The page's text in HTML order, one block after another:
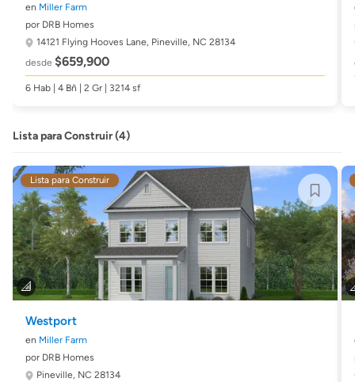
en Miller Farm
por DRB Homes
14121 Flying Hooves Lane, Pineville, NC 28134
desde $659,900
6 Hab | 4 Bñ | 2 Gr | 3214 sf
Lista para Construir (4)
Lista para Construir
Westport
en Miller Farm
por DRB Homes
Pineville, NC 28134